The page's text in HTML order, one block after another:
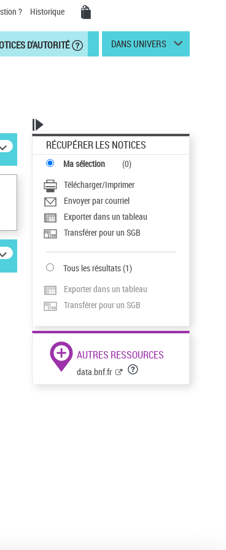
? Historique
D'AUTORITÉ DANS UNIVERS
RÉCUPÉRER LES NOTICES
Ma sélection (0)
Télécharger/Imprimer
Envoyer par courriel
Exporter dans un tableau
Transférer pour un SGB
Tous les résultats(1)
Exporter dans un tableau
Transférer pour un SGB
AUTRES RESSOURCES
data.bnf.fr